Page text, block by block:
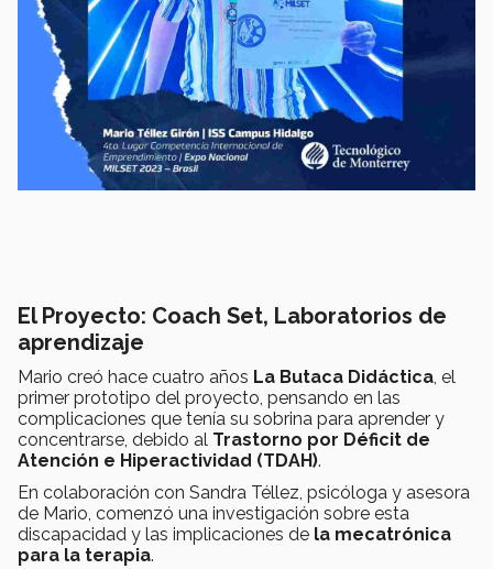
El Proyecto: Coach Set, Laboratorios de
aprendizaje
Mario creó hace cuatro años La Butaca Didáctica , el
primer prototipo del proyecto, pensando en las
complicaciones que tenía su sobrina para aprender y
concentrarse, debido al Trastorno por Déficit de
Atención e Hiperactividad (TDAH).
En colaboración con Sandra Téllez, psicóloga y asesora
de Mario, comenzó una investigación sobre esta
discapacidad y las implicaciones de la mecatrónica
para la terapia.